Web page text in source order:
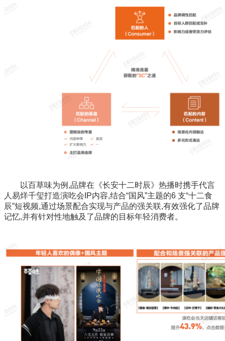
以百草味为例,品牌在《长安十二时辰》热播时携手代言
人易烊千玺打造演吃会IP内容,结合“国风”主题的6 支“十二食
辰”短视频,通过场景配合实现与产品的强关联,有效强化了品牌
记忆,并有针对性地触及了品牌的目标年轻消费者。